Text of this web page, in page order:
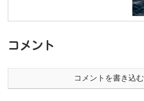
コメント
コメントを書き込む